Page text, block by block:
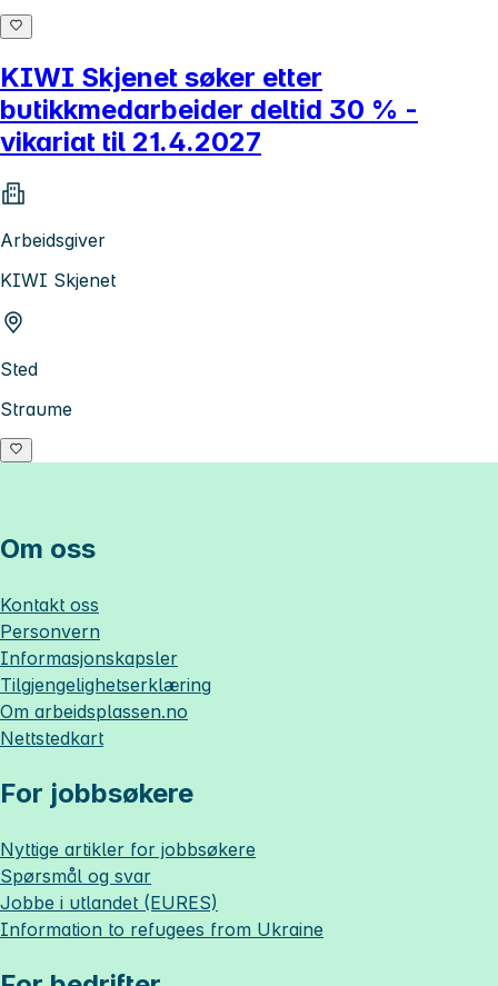
KIWI Skjenet søker etter
butikkmedarbeider deltid 30 % -
vikariat til 21.4.2027
Arbeidsgiver
KIWI Skjenet
Sted
Straume
Om oss
Kontakt oss
Personvern
Informasjonskapsler
Tilgjengelighetserklæring
Om arbeidsplassen.no
Nettstedkart
For jobbsøkere
Nyttige artikler for jobbsøkere
Spørsmål og svar
Jobbe i utlandet (EURES)
Information to refugees from Ukraine